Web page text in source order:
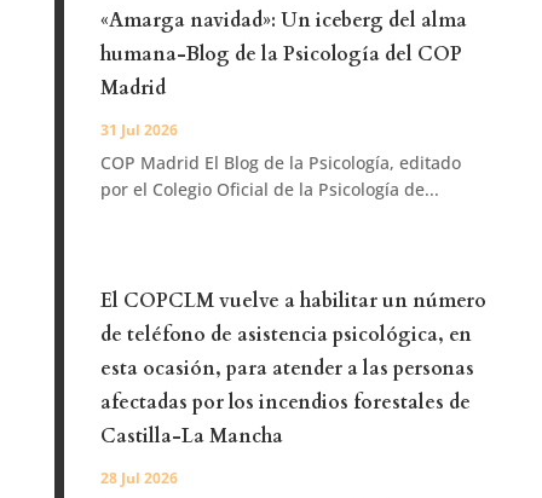
«Amarga navidad»: Un iceberg del alma
humana-Blog de la Psicología del COP
Madrid
31 Jul 2026
COP Madrid El Blog de la Psicología, editado
por el Colegio Oficial de la Psicología de...
El COPCLM vuelve a habilitar un número
de teléfono de asistencia psicológica, en
esta ocasión, para atender a las personas
afectadas por los incendios forestales de
Castilla-La Mancha
28 Jul 2026